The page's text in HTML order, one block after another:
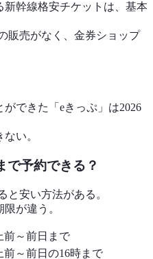
幹線格安チケットは、基本
販売がなく、金券ショップ
できた「eきっぷ」は2026
い。
で予約できる？
と安い方法がある。
が違う。
前～前日まで
前～前日の16時まで